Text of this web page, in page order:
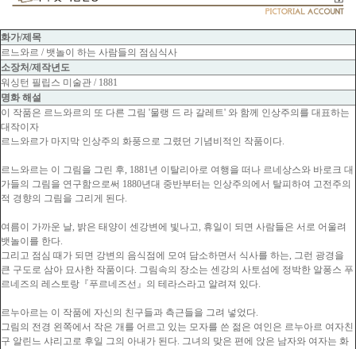
화가/제목
르느와르 / 뱃놀이 하는 사람들의 점심식사
소장처/제작년도
워싱턴 필립스 미술관 / 1881
명화 해설
이 작품은 르느와르의 또 다른 그림 '물랭 드 라 갈레트' 와 함께 인상주의를 대표하는
대작이자
르느와르가 마지막 인상주의 화풍으로 그렸던 기념비적인 작품이다.
르느와르는 이 그림을 그린 후, 1881년 이탈리아로 여행을 떠나 르네상스와 바로크 대
가들의 그림을 연구함으로써 1880년대 중반부터는 인상주의에서 탈피하여 고전주의
적 경향의 그림을 그리게 된다.
여름이 가까운 날, 밝은 태양이 센강변에 빛나고, 휴일이 되면 사람들은 서로 어울려
뱃놀이를 한다.
그리고 점심 때가 되면 강변의 음식점에 모여 담소하면서 식사를 하는, 그런 광경을
큰 구도로 삼아 묘사한 작품이다. 그림속의 장소는 센강의 사토섬에 정박한 알퐁스 푸
르네즈의 레스토랑『푸르네즈선』의 테라스라고 알려져 있다.
르누아르는 이 작품에 자신의 친구들과 측근들을 그려 넣었다.
그림의 전경 왼쪽에서 작은 개를 어르고 있는 모자를 쓴 젊은 여인은 르누아르 여자친
구 알린느 샤리고로 후일 그의 아내가 된다. 그녀의 맞은 편에 앉은 남자와 여자는 화